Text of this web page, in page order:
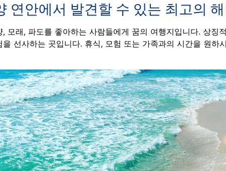
연안에서 발견할 수 있는 최고의
모래, 파도를 좋아하는 사람들에게 꿈의 여행지입니다. 상
선사하는 곳입니다. 휴식, 모험 또는 가족과의 시간을 원